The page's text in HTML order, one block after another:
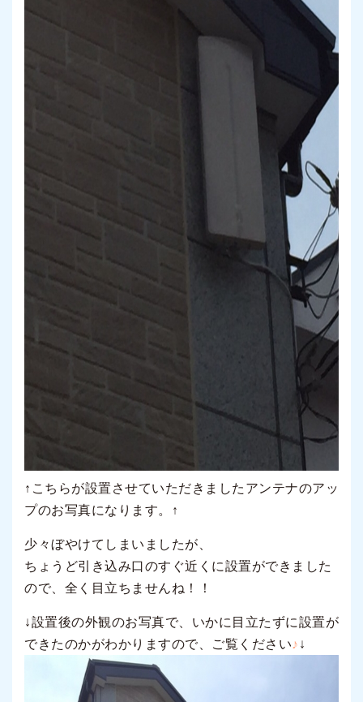
↑こちらが設置させていただきましたアンテナのアッ
プのお写真になります。↑
少々ぼやけてしまいましたが、
ちょうど引き込み口のすぐ近くに設置ができました
ので、全く目立ちませんね！！
↓設置後の外観のお写真で、いかに目立たずに設置が
できたのかがわかりますので、ご覧ください♪ ↓